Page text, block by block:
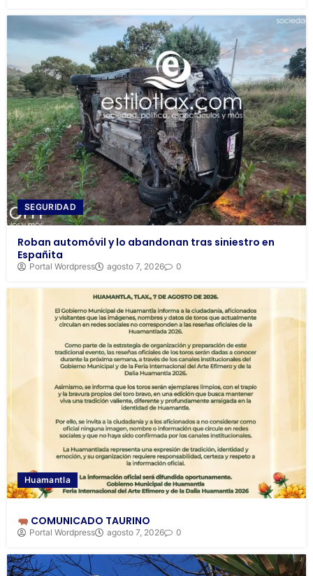
SEGURIDAD
Roban automóvil y lo abandonan tras siniestro en
Españita
Portal Wordpress agosto 7, 2026 0
Huamantla
COMUNICADO TAURINO
Portal Wordpress agosto 7, 2026 0